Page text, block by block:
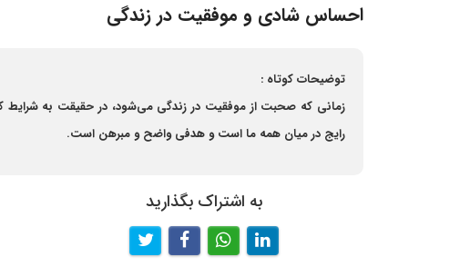
احساس شادی و موفقیت در زندگی
توضیحات کوتاه :
زمانی که صحبت از موفقیت در زندگی می‌شود، در حقیقت به
رایج در میان همه ما است و هدفی واضح و مبرهن است.
به اشتراک بگذارید